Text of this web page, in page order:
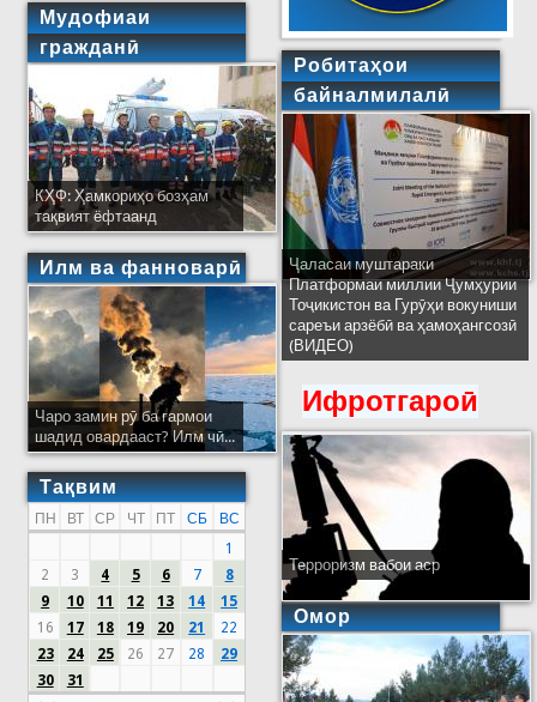
Мудофиаи
гражданӣ
КҲФ: Ҳамкориҳо бозҳам
тақвият ёфтаанд
Илм ва фанноварӣ
Чаро замин рӯ ба гармои
шадид овардааст? Илм чӣ...
Тақвим
ПН ВТ СР ЧТ ПТ СБ
ВС
1
2
3 4 5 6 7
8
9
10 11 12 13 14
15
16
17 18 19 20 21
22
23
24 25 26 27 28
29
30
31
Робитаҳои
байналмилалӣ
Ҷаласаи муштараки
Платформаи миллии Ҷумҳурии
Тоҷикистон ва Гурӯҳи вокуниши
сареъи арзёбӣ ва ҳамоҳангсозӣ
(ВИДЕО)
Ифротгароӣ
Терроризм вабои аср
Омор